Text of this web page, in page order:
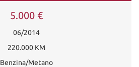
5.000 €
06/2014
220.000 KM
Benzina/Metano